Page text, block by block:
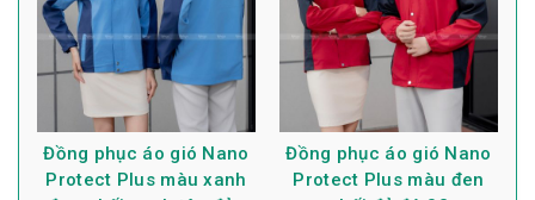
Đồng phục áo gió Nano
Protect Plus màu xanh
Đồng phục áo gió Nano
Protect Plus màu đen